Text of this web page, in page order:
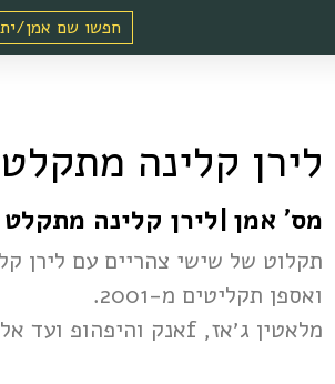
לירן קלינה מתקלט
מס' אמן |לירן קלינה מתקלט
תקלוט של שישי צהריים עם לירן
ואספן תקליטים מ-2001.
מלאטין ג׳אז, fאנק והיפהופ ועד אלקטרו גרוב ונגיעות האוס.